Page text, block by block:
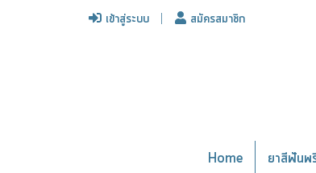
เข้าสู่ระบบ สมัครสมาชิก
Home ยาสีฟันพ